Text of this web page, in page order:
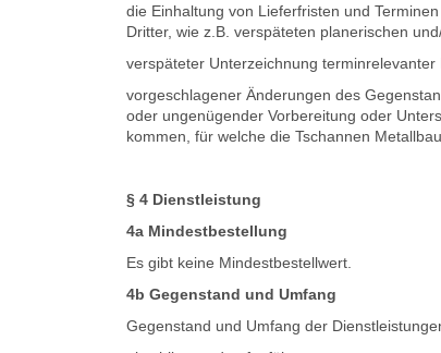
die Einhaltung von Lieferfristen und
Dritter, wie z.B. verspäteten planerischen
verspäteter Unterzeichnung
vorgeschlagener Änderungen des
oder ungenügender Vorbereitung oder
kommen, für welche die Tschannen
§ 4 Dienstleistung
4a Mindestbestellung
Es gibt keine Mindestbestellwert.
4b Gegenstand und Umfang
Gegenstand und Umfang der